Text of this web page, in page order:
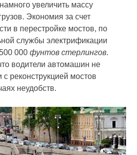
увеличить массу
Экономия за счет
в перестройке мостов, по
службы электрификации
000фунтов стерлингов.
водители автомашин не
реконструкцией мостов
неудобств.